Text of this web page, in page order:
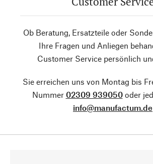
Ob Beratung, Ersatzteile oder
Ihre Fragen und Anliegen
Customer Service persönlich
Sie erreichen uns von Montag bis
Nummer 02309 939050oder
info@manufactum.de